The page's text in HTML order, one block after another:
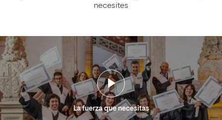
necesites
La fuerza que necesitas